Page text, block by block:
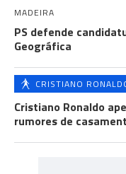
MADEIRA
PS defende
Geográfica
CRISTIANO
Cristiano Ronaldo
rumores de